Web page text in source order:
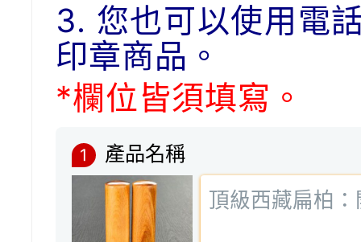
3. 您也可以使用電
印章商品。
*欄位皆須填寫。
1 產品名稱